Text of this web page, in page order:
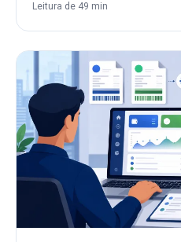
Leitura de 49 min